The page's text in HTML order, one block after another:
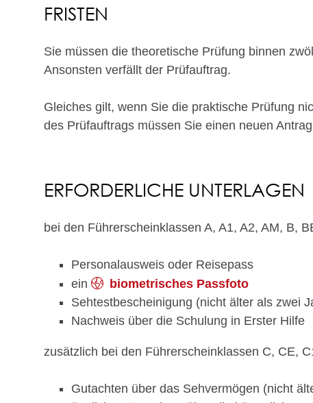
FRISTEN
Sie müssen die theoretische Prüfung binnen
Ansonsten verfällt der Prüfauftrag.
Gleiches gilt, wenn Sie die praktische Prüfung
des Prüfauftrags müssen Sie einen neuen
ERFORDERLICHE UNTERLAGEN
bei den Führerscheinklassen A, A1, A2, AM, B,
Personalausweis oder Reisepass
ein
biometrisches Passfoto
Sehtestbescheinigung (nicht älter als zwei
Nachweis über die Schulung in Erster Hilfe
zusätzlich bei den Führerscheinklassen C, CE,
Gutachten über das Sehvermögen (nicht